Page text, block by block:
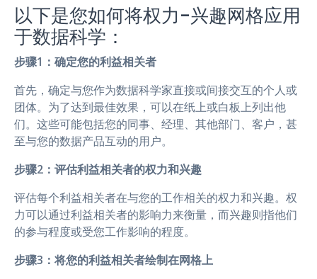
以下是您如何将权力-兴趣网格应用
于数据科学：
步骤1：确定您的利益相关者
首先，确定与您作为数据科学家直接或间接交互的个人或
团体。为了达到最佳效果，可以在纸上或白板上列出他
们。这些可能包括您的同事、经理、其他部门、客户，甚
至与您的数据产品互动的用户。
步骤2：评估利益相关者的权力和兴趣
评估每个利益相关者在与您的工作相关的权力和兴趣。权
力可以通过利益相关者的影响力来衡量，而兴趣则指他们
的参与程度或受您工作影响的程度。
步骤3：将您的利益相关者绘制在网格上